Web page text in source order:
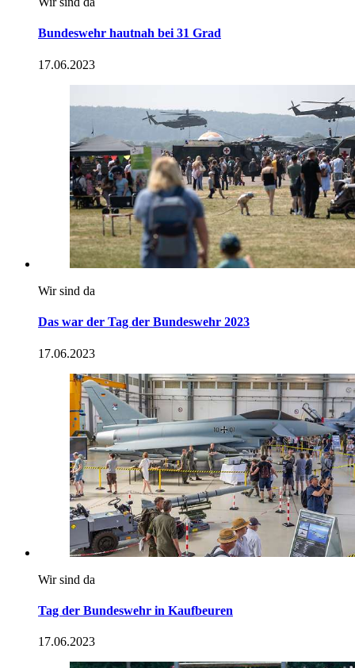
Bundeswehr hautnah bei 31 Grad
17.06.2023
Wir sind da
Das war der Tag der Bundeswehr 2023
17.06.2023
Wir sind da
Tag der Bundeswehr in Kaufbeuren
17.06.2023